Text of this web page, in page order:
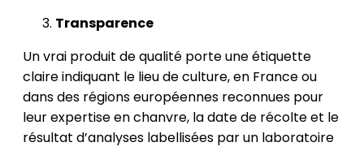
Transparence
Un vrai produit de qualité porte une étiquette
claire indiquant le lieu de culture, en France ou
dans des régions européennes reconnues pour
leur expertise en chanvre, la date de récolte et le
résultat d’analyses labellisées par un laboratoire